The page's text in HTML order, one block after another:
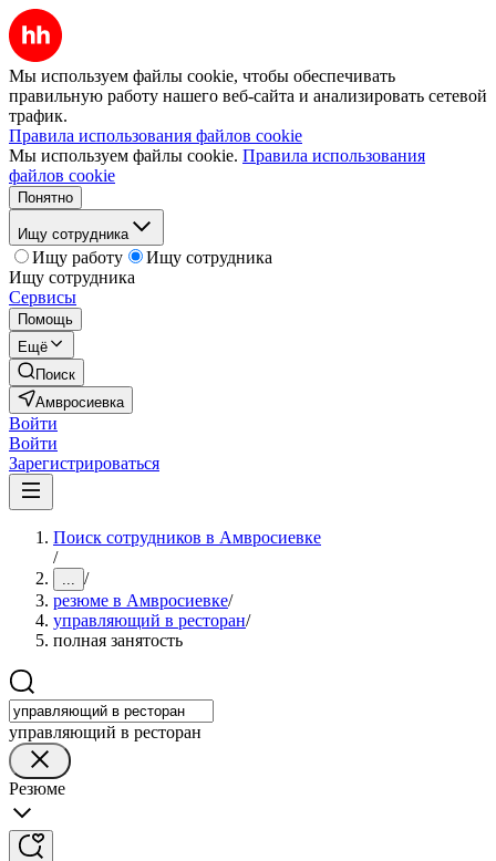
Мы используем файлы cookie, чтобы обеспечивать
правильную работу нашего веб-сайта и анализировать сетевой
трафик.
Правила использования файлов cookie
Мы используем файлы cookie. Правила использования
файлов cookie
Понятно
Ищу сотрудника
Ищу работу
Ищу сотрудника
Ищу сотрудника
Сервисы
Помощь
Ещё
Поиск
Амвросиевка
Войти
Войти
Зарегистрироваться
Поиск сотрудников в Амвросиевке
/
... /
резюме в Амвросиевке/
управляющий в ресторан/
полная занятость
управляющий в ресторан
Резюме